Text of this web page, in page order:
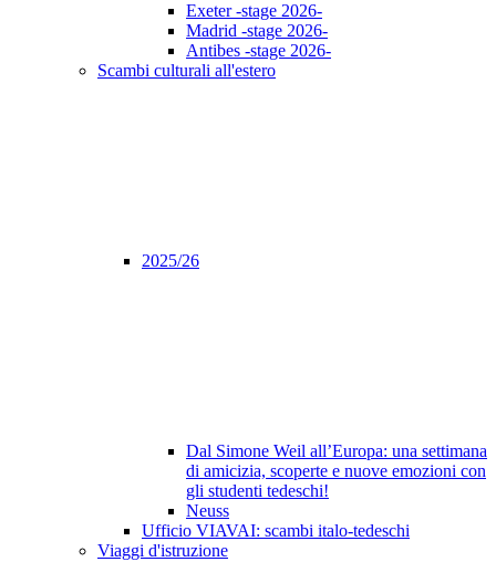
Exeter -stage 2026-
Madrid -stage 2026-
Antibes -stage 2026-
Scambi culturali all'estero
2025/26
Dal Simone Weil all’Europa: una settimana
di amicizia, scoperte e nuove emozioni con
gli studenti tedeschi!
Neuss
Ufficio VIAVAI: scambi italo-tedeschi
Viaggi d'istruzione